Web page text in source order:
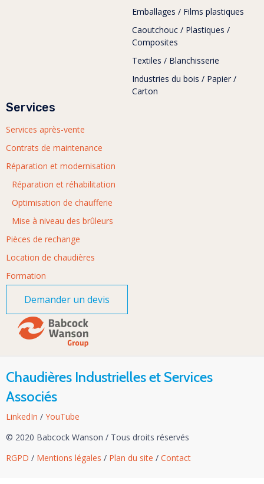
Emballages / Films plastiques
Caoutchouc / Plastiques /
Composites
Textiles / Blanchisserie
Industries du bois / Papier /
Carton
Services
Services après-vente
Contrats de maintenance
Réparation et modernisation
Réparation et réhabilitation
Optimisation de chaufferie
Mise à niveau des brûleurs
Pièces de rechange
Location de chaudières
Formation
Demander un devis
Chaudières Industrielles et Services
Associés
LinkedIn / YouTube
© 2020 Babcock Wanson / Tous droits réservés
RGPD / Mentions légales / Plan du site / Contact